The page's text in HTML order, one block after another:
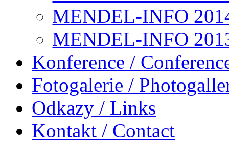
MENDEL-INFO
MENDEL-INFO
Konference /
Fotogalerie /
Odkazy / Links
Kontakt / Contact